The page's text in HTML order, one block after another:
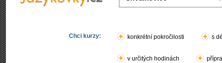
Chci kurzy: konkrétní pokročilosti s
v určitých hodinách